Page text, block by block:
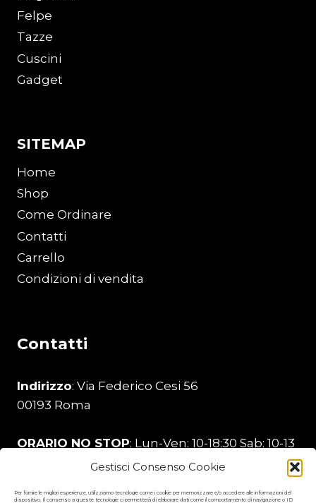
Gestisci Consenso Cookie
Per fornire le migliori esperienze, utilizziamo tecnologie come i cookie per memorizzare e/o accedere alle informazioni del
dispositivo. Il consenso a queste tecnologie ci permetterà di elaborare dati come il comportamento di navigazione o ID
Felpe
Tazze
Cuscini
Gadget
SITEMAP
Home
Shop
Come Ordinare
Contatti
Carrello
Condizioni di vendita
Contatti
Indirizzo: Via Federico Cesi 56
00193 Roma
ORARIO NO STOP: Lun-Ven: 10-18:30 Sab: 10-13